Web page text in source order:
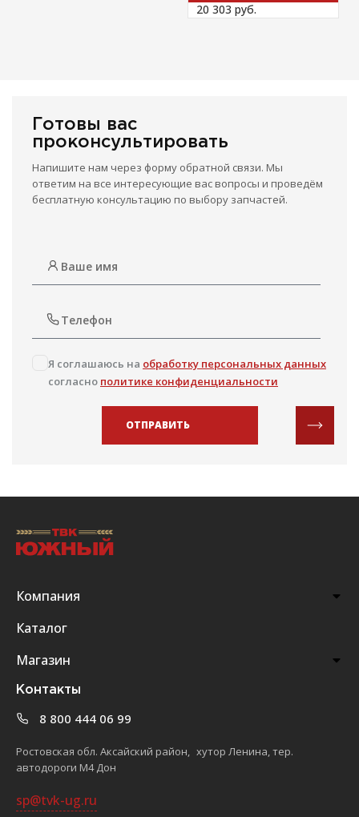
20 303 руб.
Готовы вас
проконсультировать
Напишите нам через форму обратной связи. Мы
ответим на все интересующие вас вопросы и проведём
бесплатную консультацию по выбору запчастей.
Я соглашаюсь на обработку персональных данных
согласно политике конфиденциальности
ОТПРАВИТЬ
Компания
Каталог
Магазин
Контакты
8 800 444 06 99
Ростовская обл. Аксайский район, хутор Ленина, тер.
автодороги М4 Дон
sp@tvk-ug.ru